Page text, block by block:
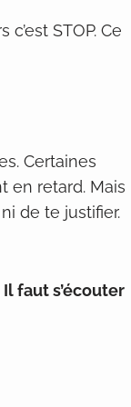
STOP. Ce
Certaines
en retard. Mais
de te justifier.
faut s’écouter